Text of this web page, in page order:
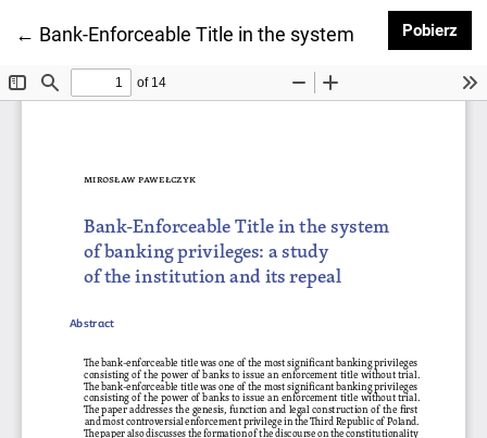
← Wróć do szczegółów artykułu
Bank-Enforceable Title in the system of banking
Pobierz